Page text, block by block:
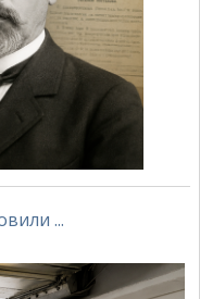
...